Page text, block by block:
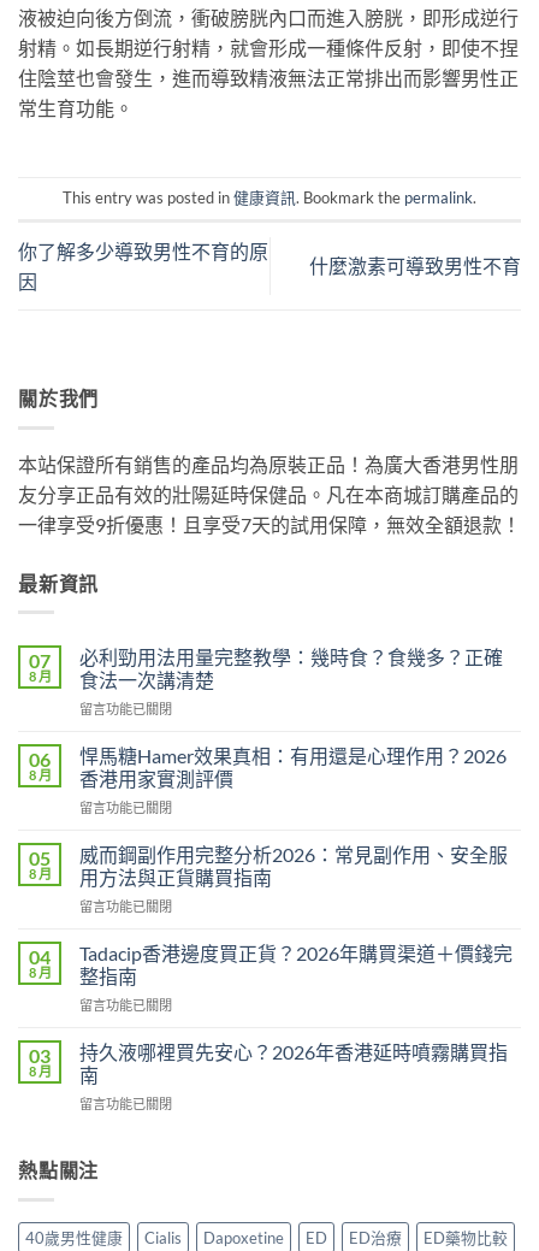
液被迫向後方倒流，衝破膀胱內口而進入膀胱，即形成逆行
射精。如長期逆行射精，就會形成一種條件反射，即使不捏
住陰莖也會發生，進而導致精液無法正常排出而影響男性正
常生育功能。
This entry was posted in健康資訊. Bookmark the permalink.
你了解多少導致男性不育的原
因
什麼激素可導致男性不育
關於我們
本站保證所有銷售的產品均為原裝正品！為廣大香港男性朋
友分享正品有效的壯陽延時保健品。凡在本商城訂購產品的
一律享受9折優惠！且享受7天的試用保障，無效全額退款！
最新資訊
07
8 月
必利勁用法用量完整教學：幾時食？食幾多？正確
食法一次講清楚
在
利
勁
用
法
量
完
整
教
幾
時
食
多？
正
確
一
次
清
楚〉
留言功能已關閉
06
8 月
悍馬糖Hamer效果真相：有用還是心理作用？2026
香港用家實測評價
在
馬
糖
Hamer
效
真
相：
用
是
心
作
香
家
留言功能已關閉
05
8 月
威而鋼副作用完整分析2026：常見副作用、安全服
用方法與正貨購買指南
在
而
鋼
副
作
完
整
分
析
見
用、
留言功能已關閉
04
8 月
Tadacip香港邊度買正貨？2026年購買渠道＋價錢完
整指南
在
香
港
邊
度
貨？
購
留言功能已關閉
03
8 月
持久液哪裡買先安心？2026年香港延時噴霧購買指
南
在
液
哪
買
先
留言功能已關閉
熱點關注
40歲男性健康 Cialis Dapoxetine ED ED治療 ED藥物比較